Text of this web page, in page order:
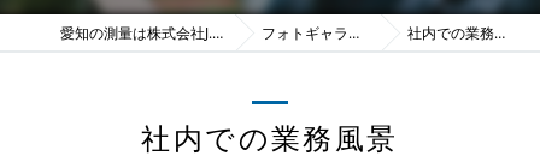
愛知の測量は株式会社J.ace フォトギャラリー 社内での業務風景
社内での業務風景